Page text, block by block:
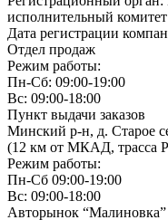
исполнительный комитет
Дата регистрации
Отдел продаж
Режим работы:
Пн-Сб: 09:00-19:00
Вс: 09:00-18:00
Пункт выдачи заказов
Минский р-н, д. Старое
(12 км от МКАД, трасса
Режим работы:
Пн-Сб 09:00-19:00
Вс: 09:00-18:00
Авторынок “Малиновка”